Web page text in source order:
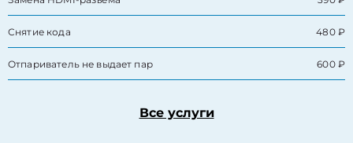
Снятие кода 480 ₽
Отпариватель не выдает пар 600 ₽
Все услуги